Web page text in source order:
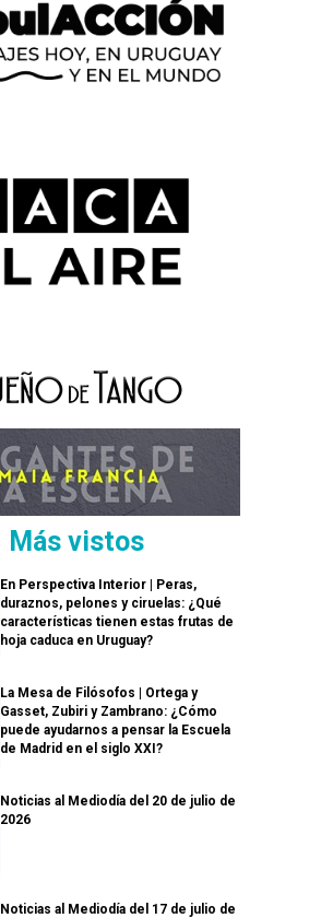
Más vistos
En Perspectiva Interior | Peras,
duraznos, pelones y ciruelas: ¿Qué
características tienen estas frutas de
hoja caduca en Uruguay?
La Mesa de Filósofos | Ortega y
Gasset, Zubiri y Zambrano: ¿Cómo
puede ayudarnos a pensar la Escuela
de Madrid en el siglo XXI?
Noticias al Mediodía del 20 de julio de
2026
Noticias al Mediodía del 17 de julio de